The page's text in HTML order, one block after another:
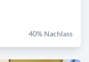
40% Nachlass